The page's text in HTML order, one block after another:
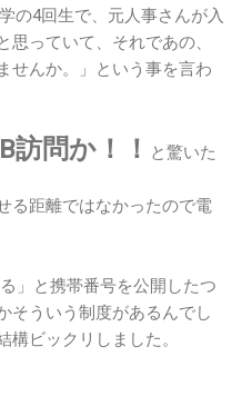
の4回生で、元人事さんが入
っていて、それであの、
せんか。」という事を言わ
訪問か！！
と驚いた
る距離ではなかったので電
」と携帯番号を公開したつ
そういう制度があるんでし
構ビックリしました。